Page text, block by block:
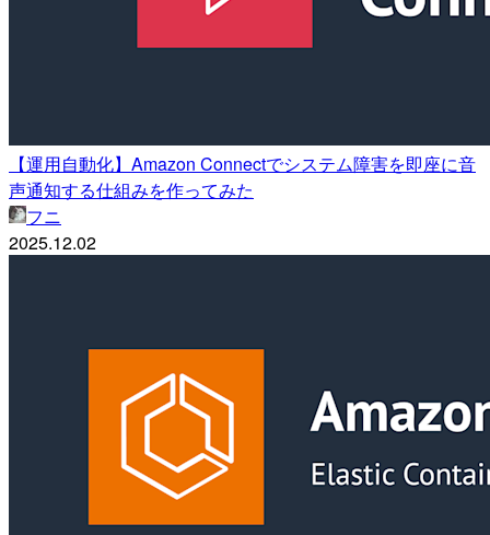
【運用自動化】Amazon Connectでシステム障害を即座に音
声通知する仕組みを作ってみた
フニ
2025.12.02